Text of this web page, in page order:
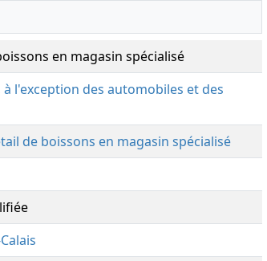
en magasin spécialisé
l'exception des automobiles et des
de boissons en magasin spécialisé